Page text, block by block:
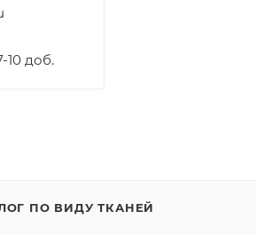
10 доб.
ПО ВИДУ ТКАНЕЙ